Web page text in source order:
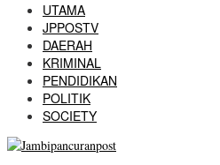
UTAMA
JPPOSTV
DAERAH
KRIMINAL
PENDIDIKAN
POLITIK
SOCIETY